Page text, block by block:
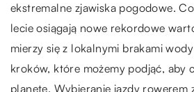
ekstremalne zjawiska pogodowe.
lecie osiągają nowe rekordowe
mierzy się z lokalnymi brakami
kroków, które możemy podjąć, aby
planetę. Wybieranie jazdy rowerem